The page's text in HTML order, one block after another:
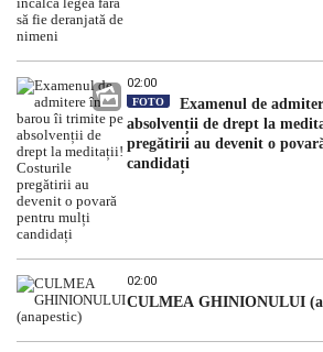
02:00
FOTO
Examenul de
absolvenții de drept la
pregătirii au devenit o
candidați
02:00
CULMEA GHINIONULUI